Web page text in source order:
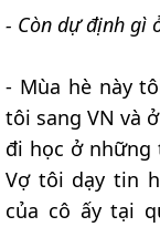
- Còn dự định gì
- Mùa hè này
tôi sang VN và
đi học ở những
Vợ tôi dạy tin
của cô ấy tại